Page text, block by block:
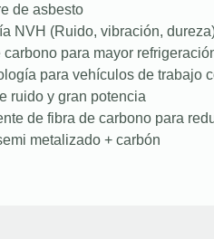
de asbesto
NVH (Ruido, vibración,
carbono para mayor
para vehículos de trabajo
ruido y gran potencia
de fibra de carbono para
metalizado + carbón